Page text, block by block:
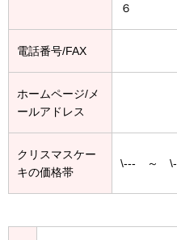
６
電話番号/FAX
ホームページ/メ
ールアドレス
クリスマスケー
キの価格帯
\--- ～